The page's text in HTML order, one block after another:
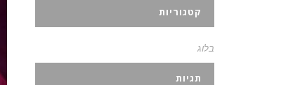
קטגוריות
בלוג
תגיות